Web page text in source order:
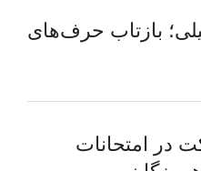
بازتاب حرف‌های
در امتحانات